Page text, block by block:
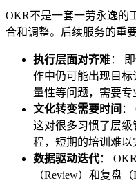
OKR不是一套一劳永逸的
合和调整。后续服务的重
执行层面对齐难：
作中仍可能出现目
量性等问题，需要专
文化转变需要时间
这对很多习惯了层
程，短期的培训难以
数据驱动迭代：
（Review）和复盘